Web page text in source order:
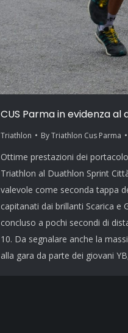
CUS Parma in evidenza al
Triathlon ByTriathlon Cus Parma
Ottime prestazioni dei
Triathlon al Duathlon Sprint
valevole come seconda tappa
capitanati dai brillanti Scarica e
concluso a pochi secondi di
10. Da segnalare anche la
alla gara da parte dei giovani